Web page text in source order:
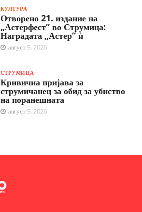
КУЛТУРА
Отворено 21. издание на
„Астерфест“ во Струмица:
Наградата „Астер“ ѝ
август 5, 2026
СТРУМИЦА
Кривична пријава за
струмичанец за обид за убиство
на поранешната
август 5, 2026